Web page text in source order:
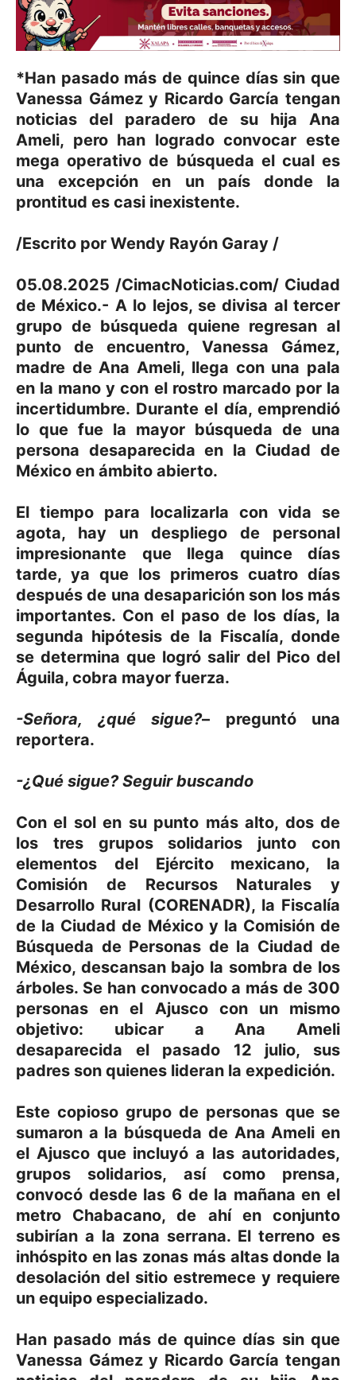
*Han pasado más de quince días sin que
Vanessa Gámez y Ricardo García tengan
noticias del paradero de su hija Ana
Ameli, pero han logrado convocar este
mega operativo de búsqueda el cual es
una excepción en un país donde la
prontitud es casi inexistente.
/Escrito por Wendy Rayón Garay /
05.08.2025 /CimacNoticias.com/ Ciudad
de México.- A lo lejos, se divisa al tercer
grupo de búsqueda quiene regresan al
punto de encuentro, Vanessa Gámez,
madre de Ana Ameli, llega con una pala
en la mano y con el rostro marcado por la
incertidumbre. Durante el día, emprendió
lo que fue la mayor búsqueda de una
persona desaparecida en la Ciudad de
México en ámbito abierto.
El tiempo para localizarla con vida se
agota, hay un despliego de personal
impresionante que llega quince días
tarde, ya que los primeros cuatro días
después de una desaparición son los más
importantes. Con el paso de los días, la
segunda hipótesis de la Fiscalía, donde
se determina que logró salir del Pico del
Águila, cobra mayor fuerza.
-Señora, ¿qué sigue?– preguntó una
reportera.
-¿Qué sigue? Seguir buscando
Con el sol en su punto más alto, dos de
los tres grupos solidarios junto con
elementos del Ejército mexicano, la
Comisión de Recursos Naturales y
Desarrollo Rural (CORENADR), la Fiscalía
de la Ciudad de México y la Comisión de
Búsqueda de Personas de la Ciudad de
México, descansan bajo la sombra de los
árboles. Se han convocado a más de 300
personas en el Ajusco con un mismo
objetivo: ubicar a Ana Ameli
desaparecida el pasado 12 julio, sus
padres son quienes lideran la expedición.
Este copioso grupo de personas que se
sumaron a la búsqueda de Ana Ameli en
el Ajusco que incluyó a las autoridades,
grupos solidarios, así como prensa,
convocó desde las 6 de la mañana en el
metro Chabacano, de ahí en conjunto
subirían a la zona serrana. El terreno es
inhóspito en las zonas más altas donde la
desolación del sitio estremece y requiere
un equipo especializado.
Han pasado más de quince días sin que
Vanessa Gámez y Ricardo García tengan